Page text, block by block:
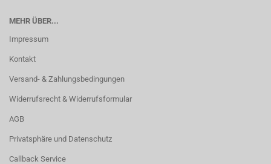
MEHR ÜBER...
Impressum
Kontakt
Versand- & Zahlungsbedingungen
Widerrufsrecht & Widerrufsformular
AGB
Privatsphäre und Datenschutz
Callback Service